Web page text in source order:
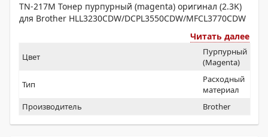
TN-217M Тонер пурпурный (magenta) оригинал (2.3K)
для Brother HLL3230CDW/DCPL3550CDW/MFCL3770CDW
Читать далее
Цвет
Пурпурный
(Magenta)
Тип
Расходный
материал
Производитель
Brother